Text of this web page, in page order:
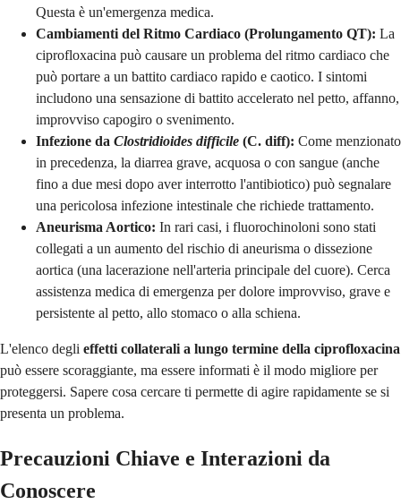
Questa è un'emergenza medica.
Cambiamenti del Ritmo Cardiaco (Prolungamento QT): La
ciprofloxacina può causare un problema del ritmo cardiaco che
può portare a un battito cardiaco rapido e caotico. I sintomi
includono una sensazione di battito accelerato nel petto, affanno,
improvviso capogiro o svenimento.
Infezione da Clostridioides difficile (C. diff): Come menzionato
in precedenza, la diarrea grave, acquosa o con sangue (anche
fino a due mesi dopo aver interrotto l'antibiotico) può segnalare
una pericolosa infezione intestinale che richiede trattamento.
Aneurisma Aortico: In rari casi, i fluorochinoloni sono stati
collegati a un aumento del rischio di aneurisma o dissezione
aortica (una lacerazione nell'arteria principale del cuore). Cerca
assistenza medica di emergenza per dolore improvviso, grave e
persistente al petto, allo stomaco o alla schiena.
L'elenco degli effetti collaterali a lungo termine della ciprofloxacina
può essere scoraggiante, ma essere informati è il modo migliore per
proteggersi. Sapere cosa cercare ti permette di agire rapidamente se si
presenta un problema.
Precauzioni Chiave e Interazioni da
Conoscere